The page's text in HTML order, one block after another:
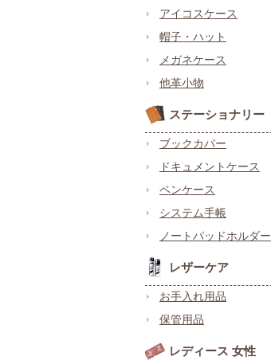
アイコスケース
帽子・ハット
メガネケース
他革小物
ステーショナリー
ブックカバー
ドキュメントケース
ペンケース
システム手帳
ノートパッドホルダー
レザーケア
お手入れ用品
保管用品
レディース 女性